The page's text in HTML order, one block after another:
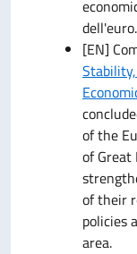
dell'euro.
[EN]
of the
of Great
of their
policies
area.